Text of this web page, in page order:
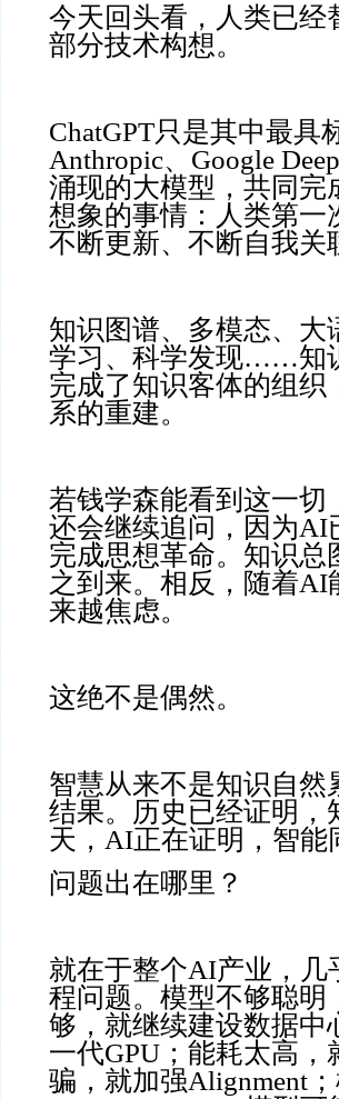
今天回头看，人类已经
部分技术构想。
ChatGPT只是其中最具
Anthropic、Google
涌现的大模型，共同完
想象的事情：人类第一
不断更新、不断自我关
知识图谱、多模态、
学习、科学发现……知
完成了知识客体的组
系的重建。
若钱学森能看到这一切
还会继续追问，因为AI
完成思想革命。知识
之到来。相反，随着
来越焦虑。
这绝不是偶然。
智慧从来不是知识自
结果。历史已经证明，
天，AI正在证明，智
问题出在哪里？
就在于整个AI产业，几
程问题。模型不够聪明
够，就继续建设数据中
一代GPU；能耗太高
骗，就加强Alignment